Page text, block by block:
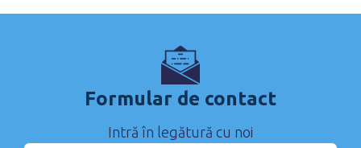
Formular de contact
Intră în legătură cu noi